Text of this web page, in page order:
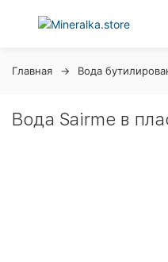
Главная Вода
Вода Sairme в